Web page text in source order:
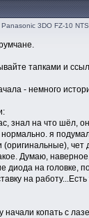
3DO FZ-10
тапками и
- немного
знал на что шёл,
нормально. я
(оригинальные),
Думаю,
диода на головке,
на
начали копать с